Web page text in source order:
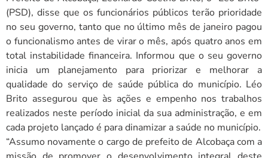
(PSD), disse que os funcionários públicos terão prioridade
no seu governo, tanto que no último mês de janeiro pagou
o funcionalismo antes de virar o mês, após quatro anos em
total instabilidade financeira. Informou que o seu governo
inicia um planejamento para priorizar e melhorar a
qualidade do serviço de saúde pública do município. Léo
Brito assegurou que às ações e empenho nos trabalhos
realizados neste período inicial da sua administração, e em
cada projeto lançado é para dinamizar a saúde no município.
“Assumo novamente o cargo de prefeito de Alcobaça com a